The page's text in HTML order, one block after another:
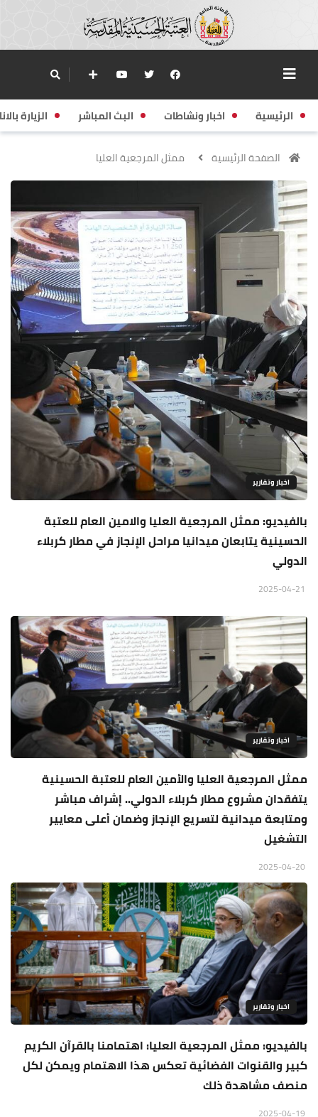
الرئيسية اخبار ونشاطات البث المباشر الزيارة
الصفحة الرئيسية ممثل المرجعية العليا
اخبار وتقارير
بالفيديو: ممثل المرجعية العليا والامين العام للعتبة
الحسينية يتابعان ميدانيا مراحل الإنجاز في مطار كربلاء
الدولي
اخبار وتقارير
ممثل المرجعية العليا والأمين العام للعتبة الحسينية
يتفقدان مشروع مطار كربلاء الدولي.. إشراف مباشر
ومتابعة ميدانية لتسريع الإنجاز وضمان أعلى معايير
التشغيل
اخبار وتقارير
بالفيديو: ممثل المرجعية العليا: اهتمامنا بالقرآن الكريم
كبير والقنوات الفضائية تعكس هذا الاهتمام ويمكن لكل
منصف مشاهدة ذلك